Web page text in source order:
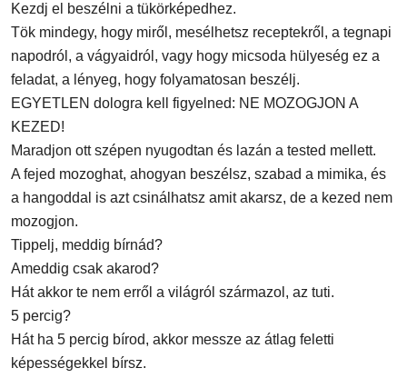
Kezdj el beszélni a tükörképedhez.
Tök mindegy, hogy miről, mesélhetsz receptekről, a tegnapi
napodról, a vágyaidról, vagy hogy micsoda hülyeség ez a
feladat, a lényeg, hogy folyamatosan beszélj.
EGYETLEN dologra kell figyelned: NE MOZOGJON A
KEZED!
Maradjon ott szépen nyugodtan és lazán a tested mellett.
A fejed mozoghat, ahogyan beszélsz, szabad a mimika, és
a hangoddal is azt csinálhatsz amit akarsz, de a kezed nem
mozogjon.
Tippelj, meddig bírnád?
Ameddig csak akarod?
Hát akkor te nem erről a világról származol, az tuti.
5 percig?
Hát ha 5 percig bírod, akkor messze az átlag feletti
képességekkel bírsz.